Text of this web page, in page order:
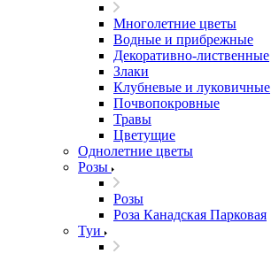
Многолетние цветы
Водные и прибрежные
Декоративно-лиственные
Злаки
Клубневые и луковичные
Почвопокровные
Травы
Цветущие
Однолетние цветы
Розы
Розы
Роза Канадская Парковая
Туи